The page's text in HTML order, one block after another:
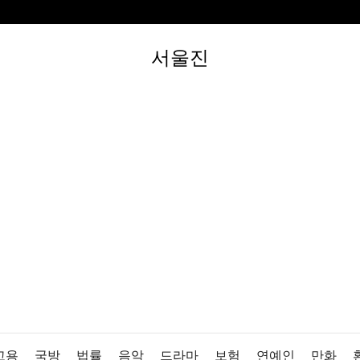
서울진
용 국방 법률 음악 드라마 보험 연예인 만화